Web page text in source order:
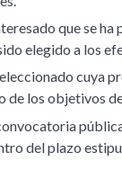
que se ha
elegido a los
cuya
de los objetivos
del plazo